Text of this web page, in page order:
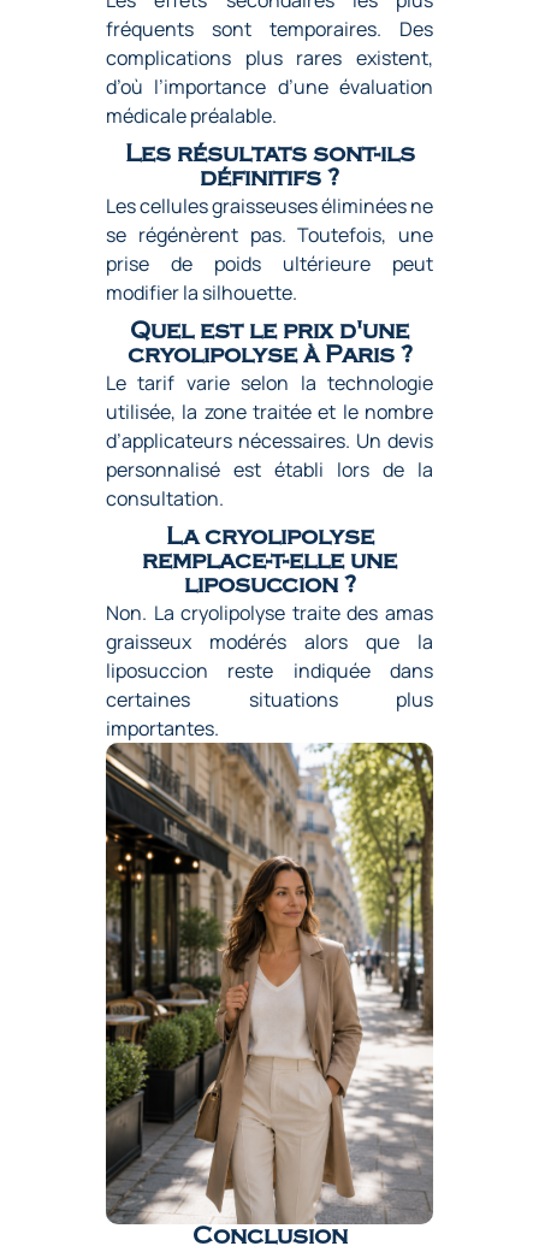
fréquents sont temporaires. Des
complications plus rares existent,
d’où l’importance d’une évaluation
médicale préalable.
Les résultats sont-ils
définitifs ?
Les cellules graisseuses éliminées ne
se régénèrent pas. Toutefois, une
prise de poids ultérieure peut
modifier la silhouette.
Quel est le prix d'une
cryolipolyse à Paris ?
Le tarif varie selon la technologie
utilisée, la zone traitée et le nombre
d’applicateurs nécessaires. Un devis
personnalisé est établi lors de la
consultation.
La cryolipolyse
remplace-t-elle une
liposuccion ?
Non. La cryolipolyse traite des amas
graisseux modérés alors que la
liposuccion reste indiquée dans
certaines situations plus
importantes.
Conclusion